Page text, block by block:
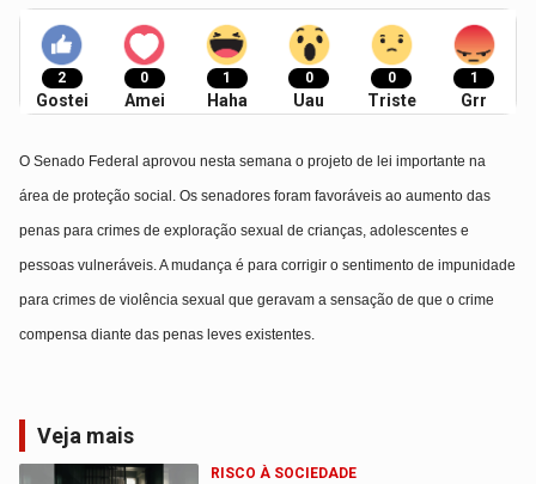
2
Gostei
0
Amei
1
Haha
0
Uau
0
Triste
1
Grr
O Senado Federal aprovou nesta semana o projeto de lei importante na
área deproteção social . Os senadores foram favoráveis ao aumento das
penas para crimes deexploração sexual de crianças, adolescentes e
pessoas vulneráveis. A mudança é para corrigir o sentimento de impunidade
para crimes de violência sexual que geravam a sensação de que o crime
compensa diante das penas leves existentes.
Veja mais
RISCO À SOCIEDADE